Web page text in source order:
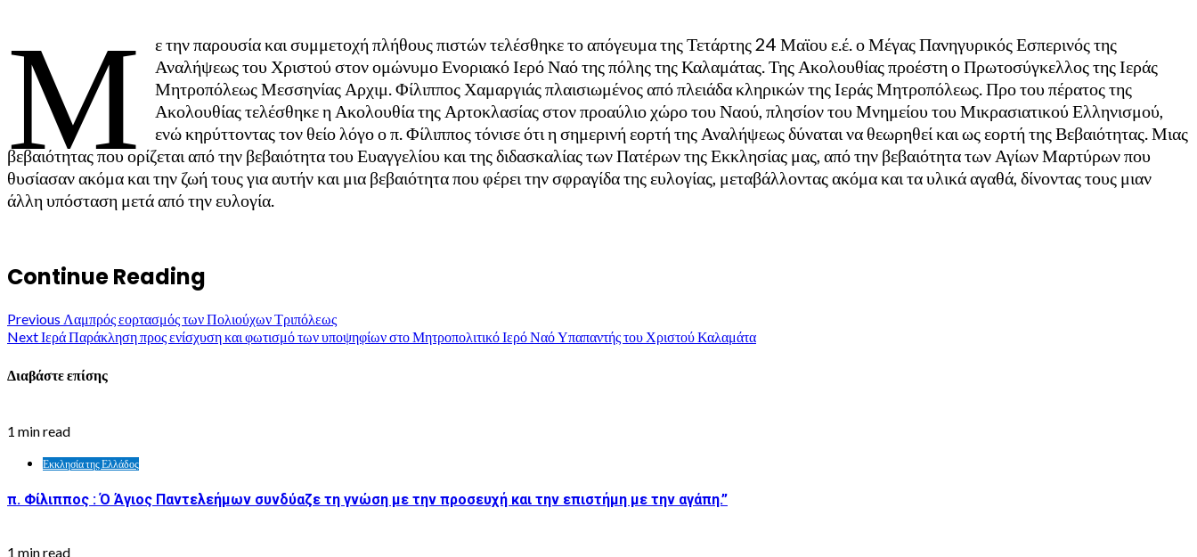
Μ
ε την παρουσία και συμμετοχή πλήθους πιστών τελέσθηκε το απόγευμα της Τετάρτης 24 Μαϊου ε.έ. ο Μέγας Πανηγυρικός Εσπερινός της
Αναλήψεως του Χριστού στον ομώνυμο Ενοριακό Ιερό Ναό της πόλης της Καλαμάτας. Της Ακολουθίας προέστη ο Πρωτοσύγκελλος της Ιεράς
Μητροπόλεως Μεσσηνίας Αρχιμ. Φίλιππος Χαμαργιάς πλαισιωμένος από πλειάδα κληρικών της Ιεράς Μητροπόλεως. Προ του πέρατος της
Ακολουθίας τελέσθηκε η Ακολουθία της Αρτοκλασίας στον προαύλιο χώρο του Ναού, πλησίον του Μνημείου του Μικρασιατικού Ελληνισμού,
ενώ κηρύττοντας τον θείο λόγο ο π. Φίλιππος τόνισε ότι η σημερινή εορτή της Αναλήψεως δύναται να θεωρηθεί και ως εορτή της Βεβαιότητας. Μιας
βεβαιότητας που ορίζεται από την βεβαιότητα του Ευαγγελίου και της διδασκαλίας των Πατέρων της Εκκλησίας μας, από την βεβαιότητα των Αγίων Μαρτύρων που
θυσίασαν ακόμα και την ζωή τους για αυτήν και μια βεβαιότητα που φέρει την σφραγίδα της ευλογίας, μεταβάλλοντας ακόμα και τα υλικά αγαθά, δίνοντας τους μιαν
άλλη υπόσταση μετά από την ευλογία.
Continue Reading
Previous Λαμπρός εορτασμός των Πολιούχων Τριπόλεως
NextΙερά Παράκληση προς ενίσχυση και φωτισμό των υποψηφίων στο Μητροπολιτικό Ιερό Ναό Υπαπαντής του Χριστού Καλαμάτα
Διαβάστε επίσης
1 min read
Εκκλησία της Ελλάδος
π. Φίλιππος : Ό Άγιος Παντελεήμων συνδύαζε τη γνώση με την προσευχή και την επιστήμη με την αγάπη.”
1 min read